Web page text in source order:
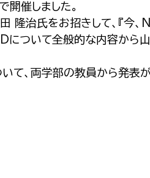
催しました。
隆治氏をお招きして、『今
について全般的な内容から
て、両学部の教員から発表